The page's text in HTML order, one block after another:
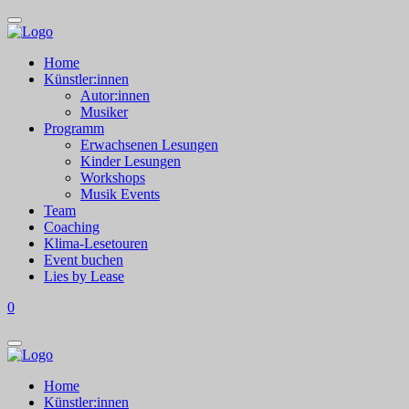
Home
Künstler:innen
Autor:innen
Musiker
Programm
Erwachsenen Lesungen
Kinder Lesungen
Workshops
Musik Events
Team
Coaching
Klima-Lesetouren
Event buchen
Lies by Lease
0
Home
Künstler:innen